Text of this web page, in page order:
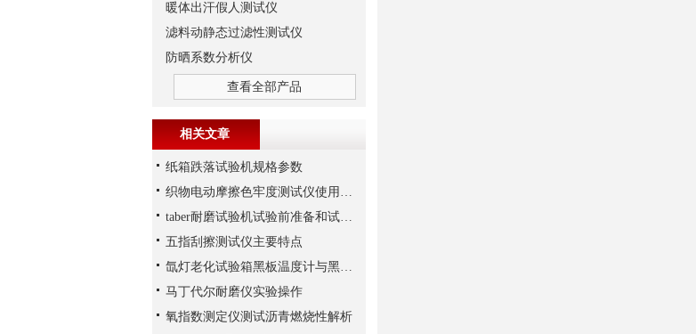
暖体出汗假人测试仪
滤料动静态过滤性测试仪
防晒系数分析仪
查看全部产品
相关文章
纸箱跌落试验机规格参数
织物电动摩擦色牢度测试仪使用注意事项
taber耐磨试验机试验前准备和试验步骤
五指刮擦测试仪主要特点
氙灯老化试验箱黑板温度计与黑标温度计
马丁代尔耐磨仪实验操作
氧指数测定仪测试沥青燃烧性解析